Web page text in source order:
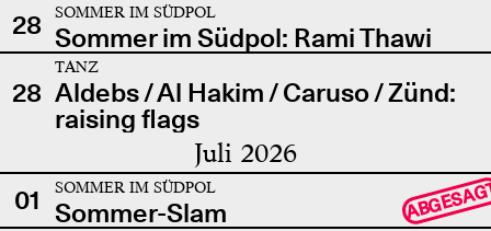
28
SOMMER IM SÜDPOL
Sommer im Südpol: Rami Thawi
28
TANZ
Aldebs / Al Hakim / Caruso / Zünd:
raising flags
Juli 2026
01 SOMMER IM SÜDPOL
Sommer-Slam